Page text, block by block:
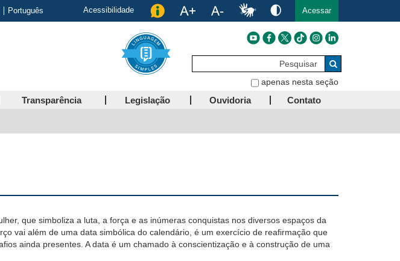
Acessibilidade Acessar
Português
Pesquisar
Buscar
apenas nesta seção
Transparência Legislação Ouvidoria Contato
que simboliza a luta, a força e as inúmeras conquistas nos diversos espaços da
vai além de uma data simbólica do calendário, é um exercício de reafirmação que
ainda presentes. A data é um chamado à conscientização e à construção de uma